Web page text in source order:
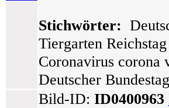
Stichwörter:
Tiergarten
Coronavirus corona
Deutscher
Bild-ID: ID0400963